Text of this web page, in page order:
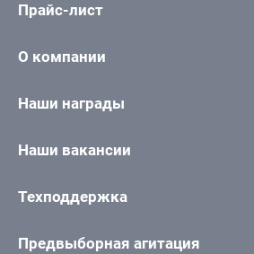
Прайс-лист
О компании
Наши награды
Наши вакансии
Техподдержка
Предвыборная агитация